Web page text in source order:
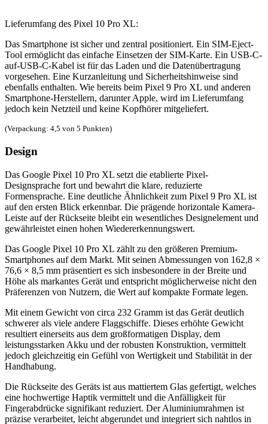
Lieferumfang des Pixel 10 Pro XL:
Das Smartphone ist sicher und zentral positioniert. Ein SIM-Eject-
Tool ermöglicht das einfache Einsetzen der SIM-Karte. Ein USB-C-
auf-USB-C-Kabel ist für das Laden und die Datenübertragung
vorgesehen. Eine Kurzanleitung und Sicherheitshinweise sind
ebenfalls enthalten. Wie bereits beim Pixel 9 Pro XL und anderen
Smartphone-Herstellern, darunter Apple, wird im Lieferumfang
jedoch kein Netzteil und keine Kopfhörer mitgeliefert.
(Verpackung: 4,5 von 5 Punkten)
Design
Das Google Pixel 10 Pro XL setzt die etablierte Pixel-
Designsprache fort und bewahrt die klare, reduzierte
Formensprache. Eine deutliche Ähnlichkeit zum Pixel 9 Pro XL ist
auf den ersten Blick erkennbar. Die prägende horizontale Kamera-
Leiste auf der Rückseite bleibt ein wesentliches Designelement und
gewährleistet einen hohen Wiedererkennungswert.
Das Google Pixel 10 Pro XL zählt zu den größeren Premium-
Smartphones auf dem Markt. Mit seinen Abmessungen von 162,8 ×
76,6 × 8,5 mm präsentiert es sich insbesondere in der Breite und
Höhe als markantes Gerät und entspricht möglicherweise nicht den
Präferenzen von Nutzern, die Wert auf kompakte Formate legen.
Mit einem Gewicht von circa 232 Gramm ist das Gerät deutlich
schwerer als viele andere Flaggschiffe. Dieses erhöhte Gewicht
resultiert einerseits aus dem großformatigen Display, dem
leistungsstarken Akku und der robusten Konstruktion, vermittelt
jedoch gleichzeitig ein Gefühl von Wertigkeit und Stabilität in der
Handhabung.
Die Rückseite des Geräts ist aus mattiertem Glas gefertigt, welches
eine hochwertige Haptik vermittelt und die Anfälligkeit für
Fingerabdrücke signifikant reduziert. Der Aluminiumrahmen ist
präzise verarbeitet, leicht abgerundet und integriert sich nahtlos in